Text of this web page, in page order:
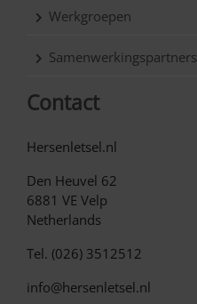
Werkgroepen
Samenwerkingspartners
Contact
Hersenletsel.nl
Den Heuvel 62
6881 VE Velp
Netherlands
Tel. (026) 3512512
info@hersenletsel.nl